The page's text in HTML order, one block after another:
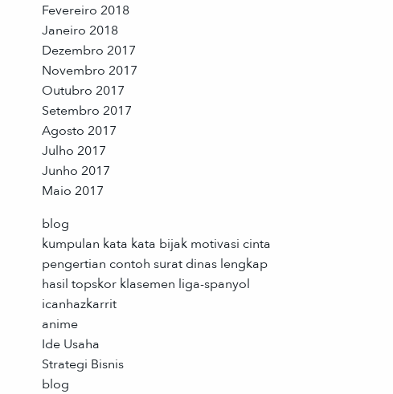
Fevereiro 2018
Janeiro 2018
Dezembro 2017
Novembro 2017
Outubro 2017
Setembro 2017
Agosto 2017
Julho 2017
Junho 2017
Maio 2017
blog
kumpulan kata kata bijak motivasi cinta
pengertian contoh surat dinas lengkap
hasil topskor klasemen liga-spanyol
icanhazkarrit
anime
Ide Usaha
Strategi Bisnis
blog